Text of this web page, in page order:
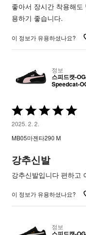
좋아서 장시간 착용해
용하기 좋습니다.
이 정보가 유용하셨나요?
정보
스피드캣-
Speedcat-
5
중
가
됨
2025. 2. 2.
MB05마젠타290 M
강추신발
강추신발입니다 편하고
이 정보가 유용하셨나요?
정보